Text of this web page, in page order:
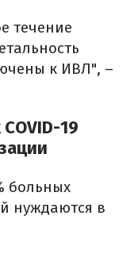
течение
к ИВЛ", –
19
больных
нуждаются в